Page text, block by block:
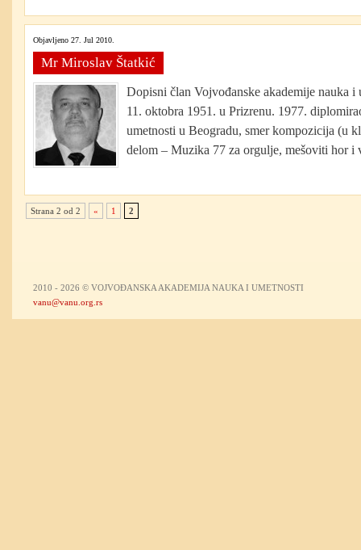
Objavljeno 27. Jul 2010.
Mr Miroslav Štatkić
Dopisni član Vojvođanske akademije nauka i
11. oktobra 1951. u Prizrenu. 1977.
umetnosti u Beogradu, smer kompozicija (u
delom – Muzika 77 za orgulje, mešoviti hor
Strana 2 od 2 « 1 2
2010 - 2026 © VOJVOĐANSKA AKADEMIJA NAUKA I UMETNOSTI
vanu@vanu.org.rs